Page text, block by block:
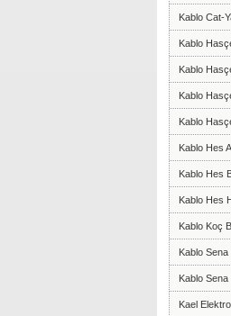
Kablo Cat-
Kablo
Kablo
Kablo
Kablo
Kablo Hes
Kablo Hes
Kablo Hes
Kablo Koç
Kablo Sena
Kablo Sena
Kael